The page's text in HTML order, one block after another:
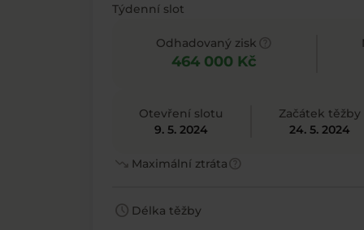
Týdenní slot
Odhadovaný zisk
464 000 Kč
Otevření slotu
9. 5. 2024
Začátek těžby
24. 5. 2024
trending_down Maximální ztrátahelp
schedule Délka těžby